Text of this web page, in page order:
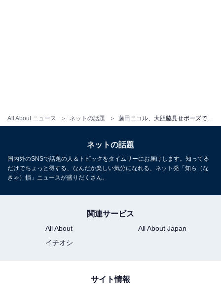
All About ニュース ネットの話題
ネットの話題
国内外のSNSで話題の人＆トピックをタイムリーにお届けします。知ってる
だけでちょっと得する、なんだか楽しい気分になれる、ネット発「知ら（な
きゃ）損」ニュースが盛りだくさん。
関連サービス
All About
All About Japan
イチオシ
サイト情報